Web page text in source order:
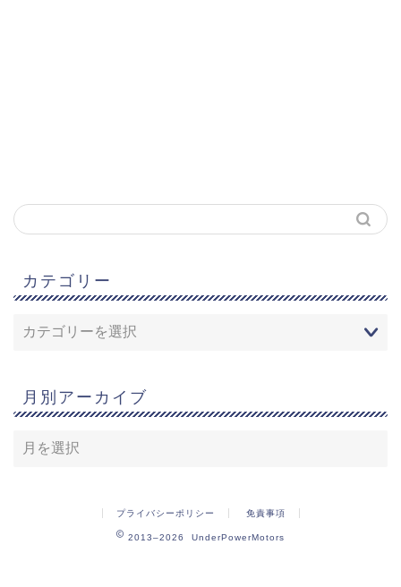
カテゴリー
月別アーカイブ
プライバシーポリシー 免責事項
2013–2026 UnderPowerMotors